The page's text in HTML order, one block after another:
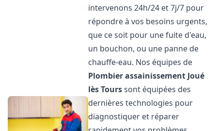
intervenons 24h/24 et 7j/7 pour
répondre à vos besoins urgents,
que ce soit pour une fuite d'eau,
un bouchon, ou une panne de
chauffe-eau. Nos équipes de
Plombier assainissement Joué
lès Tourssont équipées des
dernières technologies pour
diagnostiquer et réparer